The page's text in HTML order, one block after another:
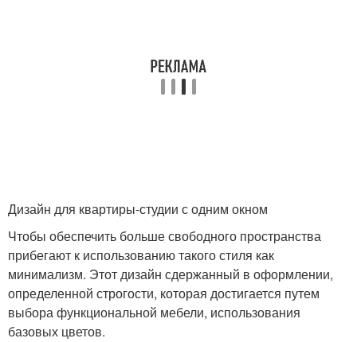
Дизайн для квартиры-студии с одним окном
Чтобы обеспечить больше свободного пространства
прибегают к использованию такого стиля как
минимализм. Этот дизайн сдержанный в оформлении,
определенной строгости, которая достигается путем
выбора функциональной мебели, использования
базовых цветов.